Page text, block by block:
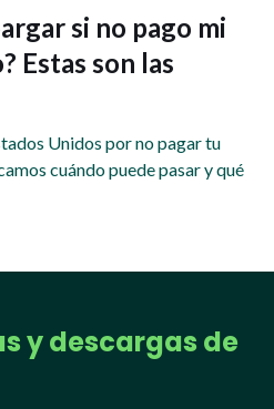
si no pago mi
Estas son las
Unidos por no pagar tu
cuándo puede pasar y qué
y descargas de